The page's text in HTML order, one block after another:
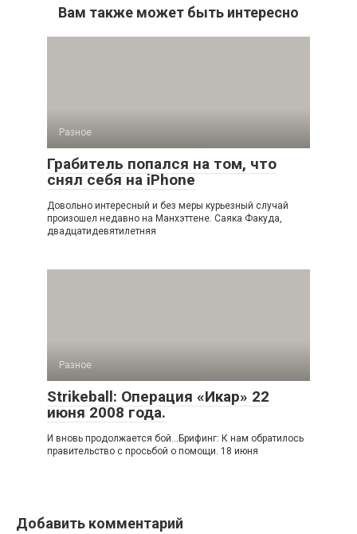
Вам также может быть интересно
Разное
Грабитель попался на том, что
снял себя на iPhone
Довольно интересный и без меры курьезный случай
произошел недавно на Манхэттене. Саяка Факуда,
двадцатидевятилетняя
Разное
Strikeball: Операция «Икар» 22
июня 2008 года.
И вновь продолжается бой...Брифинг: К нам обратилось
правительство с просьбой о помощи. 18 июня
Добавить комментарий